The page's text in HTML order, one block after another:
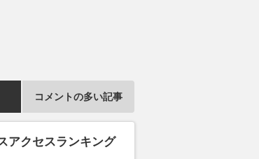
コメントの多い記事
アクセスランキング